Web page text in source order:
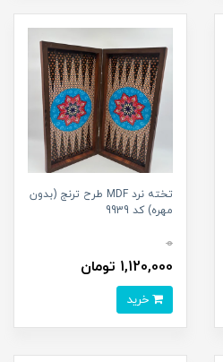
تخته نرد MDF طرح ترنج (بدون
مهره) کد 9939
0
1,120,000 تومان